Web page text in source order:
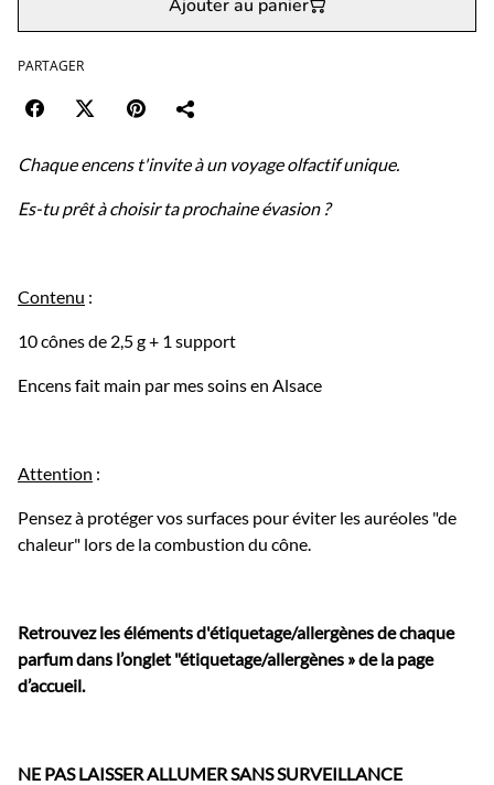
Ajouter au panier
PARTAGER
Chaque encens t'invite à un voyage olfactif unique.
Es-tu prêt à choisir ta prochaine évasion ?
Contenu :
10 cônes de 2,5 g + 1 support
Encens fait main par mes soins en Alsace
Attention :
Pensez à protéger vos surfaces pour éviter les auréoles "de
chaleur" lors de la combustion du cône.
Retrouvez les éléments d'étiquetage/allergènes de chaque
parfum dans l’onglet "étiquetage/allergènes » de la page
d’accueil.
NE PAS LAISSER ALLUMER SANS SURVEILLANCE